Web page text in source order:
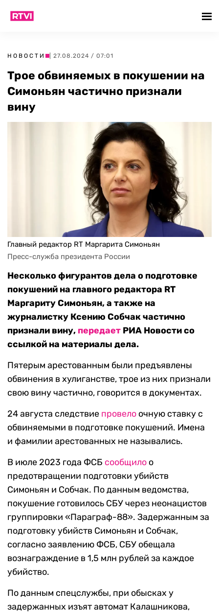
НОВОСТИ | 27.08.2024 / 07:01
Трое обвиняемых в покушении на
Симоньян частично признали
вину
Главный редактор RT Маргарита Симоньян
Пресс-служба президента России
Несколько фигурантов дела о подготовке
покушений на главного редактора RT
Маргариту Симоньян, а также на
журналистку Ксению Собчак частично
признали вину, передает РИА Новости со
ссылкой на материалы дела.
Пятерым арестованным были предъявлены
обвинения в хулиганстве, трое из них признали
свою вину частично, говорится в документах.
24 августа следствие провело очную ставку с
обвиняемыми в подготовке покушений. Имена
и фамилии арестованных не назывались.
В июле 2023 года ФСБ сообщило о
предотвращении подготовки убийств
Симоньян и Собчак. По данным ведомства,
покушение готовилось СБУ через неонацистов
группировки «Параграф-88». Задержанным за
подготовку убийств Симоньян и Собчак,
согласно заявлению ФСБ, СБУ обещала
вознаграждение в 1,5 млн рублей за каждое
убийство.
По данным спецслужбы, при обысках у
задержанных изъят автомат Калашникова,